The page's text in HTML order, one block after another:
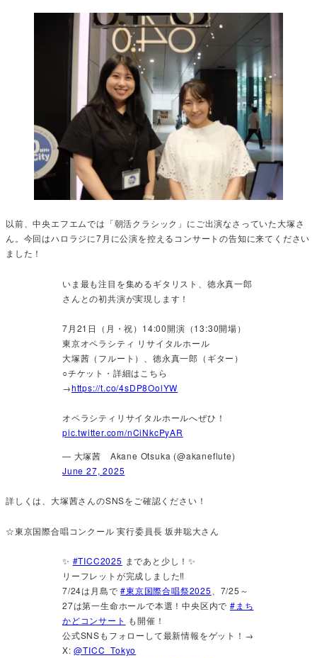
以前、中央エフエムでは「朝活クラシック」にご出演なさっていた大塚さ
ん。今回はハロラジに7月に公演を控えるコンサートの告知に来てください
ました！
いま最も注目を集めるギタリスト、徳永真一郎
さんとの初共演が実現します！
7月21日（月・祝）14:00開演（13:30開場）
東京オペラシティ リサイタルホール
大塚茜（フルート）、徳永真一郎（ギター）
○チケット・詳細はこちら
→https://t.co/4sDP8OolYW
オペラシティリサイタルホールへぜひ！
pic.twitter.com/nCiNkcPyAR
— 大塚茜 Akane Otsuka (@akaneflute)
June 27, 2025
詳しくは、大塚茜さんのSNSをご確認ください！
☆東京国際合唱コンクール 実行委員長 坂井聡大さん
✨ #TICC2025 まであと少し！✨
リーフレットが完成しました‼️
7/24は月島で#東京国際合唱祭2025、7/25～
27は第一生命ホールで本選！中央区内で#まち
かどコンサート も開催！
公式SNSもフォローして最新情報をゲット！→
X:@TICC_Tokyo